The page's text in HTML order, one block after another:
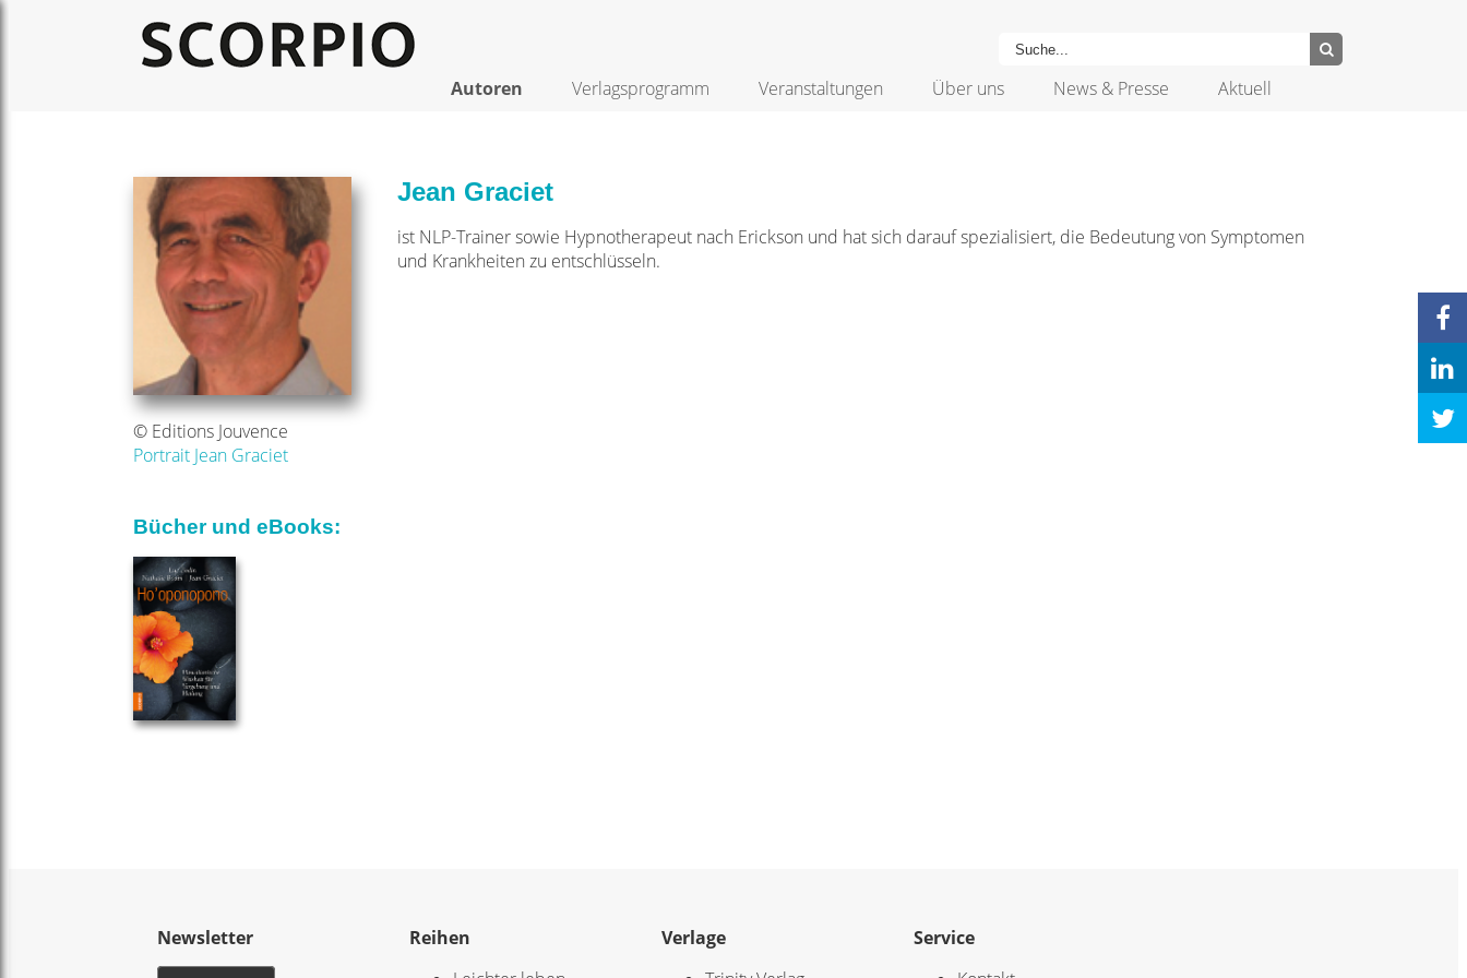
Autoren Verlagsprogramm Veranstaltungen Über uns News & Presse Aktuell
© Editions Jouvence
Portrait Jean Graciet
Jean Graciet
ist NLP-Trainer sowie Hypnotherapeut nach Erickson und hat sich darauf spezialisiert, die Bedeutung von Symptomen
und Krankheiten zu entschlüsseln.
Bücher und eBooks:
Newsletter
Reihen
Verlage
Service